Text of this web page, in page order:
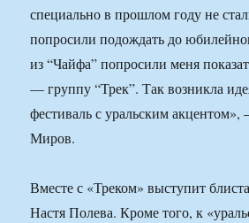
специально в прошлом году не
попросили подождать до
из “Чайфа” попросили меня
— группу “Трек”. Так возникла
фестиваль с уральским акцентом»,
Миров.
Вместе с «Треком» выступит
Настя Полева. Кроме того, к